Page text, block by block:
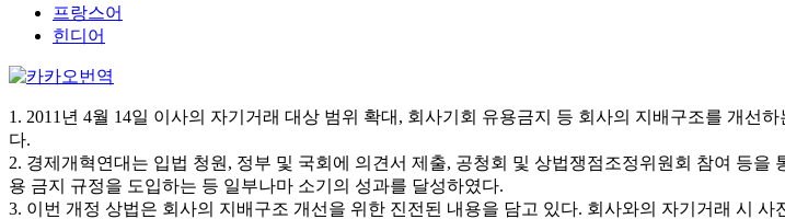
프랑스어
힌디어
1. 2011년 4월 14일 이사의 자기거래 대상 범위 확대, 회사기회 유용금지 등 회사의 지배구조를 개선
다.
2. 경제개혁연대는 입법 청원, 정부 및 국회에 의견서 제출, 공청회 및 상법쟁점조정위원회 참여 등
용 금지 규정을 도입하는 등 일부나마 소기의 성과를 달성하였다.
3. 이번 개정 상법은 회사의 지배구조 개선을 위한 진전된 내용을 담고 있다. 회사와의 자기거래 시